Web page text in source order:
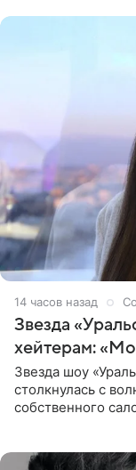
14 часов назад
Звезда
хейтерам:
Звезда шоу
столкнулась с
собственного